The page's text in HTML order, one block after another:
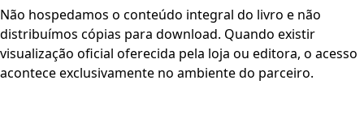
Não hospedamos o conteúdo integral do livro e não
distribuímos cópias para download. Quando existir
visualização oficial oferecida pela loja ou editora, o acesso
acontece exclusivamente no ambiente do parceiro.